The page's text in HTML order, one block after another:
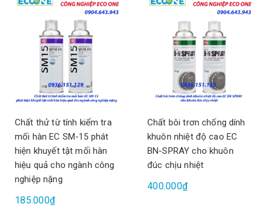
Chất thử từ tính kiểm tra
mối hàn EC SM-15 phát
hiện khuyết tật mối hàn
hiệu quả cho ngành công
nghiệp nặng
185.000₫
Chất bôi trơn chống dính
khuôn nhiệt độ cao EC
BN-SPRAY cho khuôn
đúc chịu nhiệt
400.000₫